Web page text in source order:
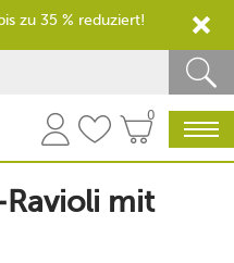
0
mit
zu 35 % reduziert!